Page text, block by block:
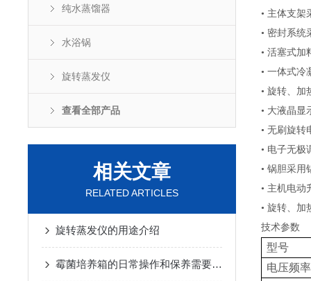
纯水蒸馏器
水浴锅
旋转蒸发仪
查看全部产品
相关文章
RELATED ARTICLES
旋转蒸发仪的用途介绍
霉菌培养箱的日常操作和保养需要注意哪些方面？
• 主体支架
• 密封系统
• 活塞式加
• 一体式冷
• 旋转、加
• 大液晶显
• 无刷旋转
• 电子无极
• 锅胆采用
• 主机电动
• 旋转、加
技术参数
型号
电压频率